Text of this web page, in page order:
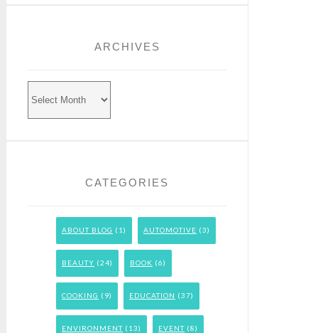
ARCHIVES
CATEGORIES
ABOUT BLOG (1) AUTOMOTIVE (3)
BEAUTY (24) BOOK (6)
COOKING (9) EDUCATION (37)
ENVIRONMENT (13) EVENT (8)